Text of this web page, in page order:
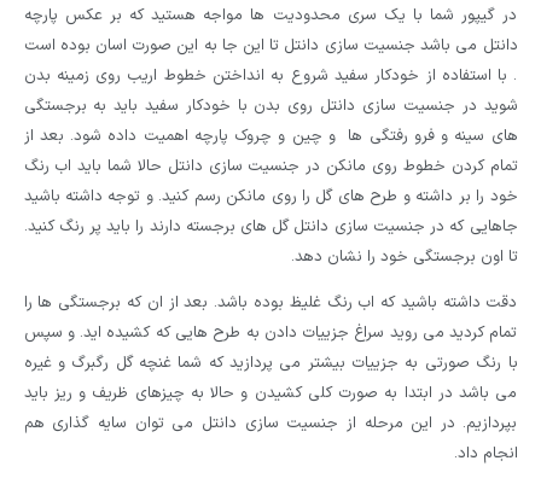
در گیپور شما با یک سری محدودیت ها مواجه هستید که بر عکس پارچه
دانتل می باشد جنسیت سازی دانتل تا این جا به این صورت اسان بوده است
. با استفاده از خودکار سفید شروع به انداختن خطوط اریب روی زمینه بدن
شوید در جنسیت سازی دانتل روی بدن با خودکار سفید باید به برجستگی
های سینه و فرو رفتگی ها و چین و چروک پارچه اهمیت داده شود. بعد از
تمام کردن خطوط روی مانکن در جنسیت سازی دانتل حالا شما باید اب رنگ
خود را بر داشته و طرح های گل را روی مانکن رسم کنید. و توجه داشته باشید
جاهایی که در جنسیت سازی دانتل گل های برجسته دارند را باید پر رنگ کنید.
تا اون برجستگی خود را نشان دهد.
دقت داشته باشید که اب رنگ غلیظ بوده باشد. بعد از ان که برجستگی ها را
تمام کردید می روید سراغ جزییات دادن به طرح هایی که کشیده اید. و سپس
با رنگ صورتی به جزییات بیشتر می پردازید که شما غنچه گل رگبرگ و غیره
می باشد در ابتدا به صورت کلی کشیدن و حالا به چیزهای ظریف و ریز باید
بپردازیم. در این مرحله از جنسیت سازی دانتل می توان سایه گذاری هم
انجام داد.